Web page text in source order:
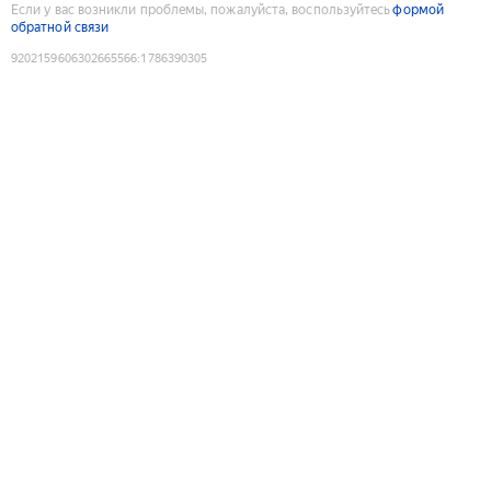
Если у вас возникли проблемы, пожалуйста, воспользуйтесьформой
обратной связи
9202159606302665566:1786390305